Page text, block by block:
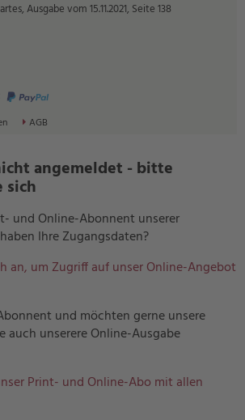
Ausgabe vom 15.11.2021, Seite 138
AGB
angemeldet - bitte
sich
und Online-Abonnent unserer
Ihre Zugangsdaten?
an, um Zugriff auf unser Online-Angebot
und möchten gerne unsere
auch unserere Online-Ausgabe
Print- und Online-Abo mit allen